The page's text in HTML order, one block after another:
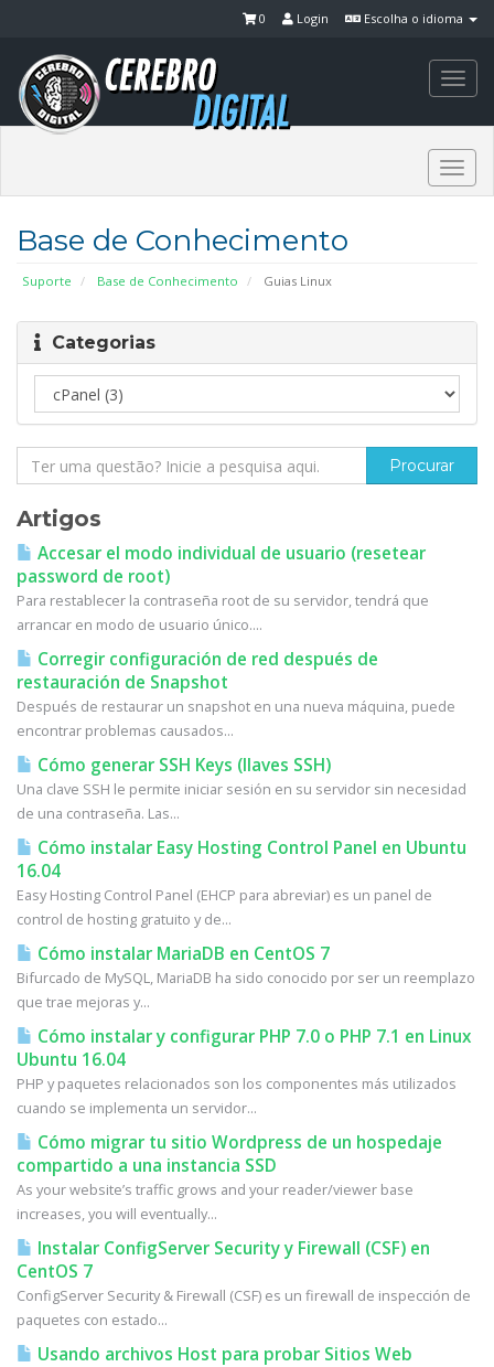
Escolha o idioma
Login
0
Base de Conhecimento
Suporte Base de Conhecimento Guias Linux
Categorias
Artigos
Accesar el modo individual de usuario (resetear
password de root)
Para restablecer la contraseña root de su servidor, tendrá que
arrancar en modo de usuario único....
Corregir configuración de red después de
restauración de Snapshot
Después de restaurar un snapshot en una nueva máquina, puede
encontrar problemas causados...
Cómo generar SSH Keys (llaves SSH)
Una clave SSH le permite iniciar sesión en su servidor sin necesidad
de una contraseña. Las...
Cómo instalar Easy Hosting Control Panel en Ubuntu
16.04
Easy Hosting Control Panel (EHCP para abreviar) es un panel de
control de hosting gratuito y de...
Cómo instalar MariaDB en CentOS 7
Bifurcado de MySQL, MariaDB ha sido conocido por ser un reemplazo
que trae mejoras y...
Cómo instalar y configurar PHP 7.0 o PHP 7.1 en Linux
Ubuntu 16.04
PHP y paquetes relacionados son los componentes más utilizados
cuando se implementa un servidor...
Cómo migrar tu sitio Wordpress de un hospedaje
compartido a una instancia SSD
As your website’s traffic grows and your reader/viewer base
increases, you will eventually...
Instalar ConfigServer Security y Firewall (CSF) en
CentOS 7
ConfigServer Security & Firewall (CSF) es un firewall de inspección de
paquetes con estado...
Usando archivos Host para probar Sitios Web